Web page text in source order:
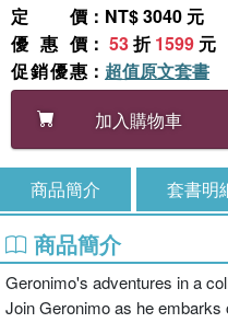
定價 ：NT$ 3040 元
優惠價 ： 53折1599 元
促銷優惠 ： 超值原文套書
加入購物車
商品簡介 套書明
商品簡介
Geronimo's adventures in a
Join Geronimo as he